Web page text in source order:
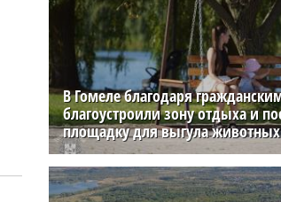
В Гомеле благодаря
благоустроили зону отдыха и
площадку для выгула животных